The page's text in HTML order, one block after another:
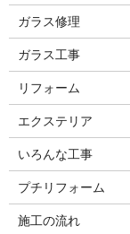
ガラス修理
ガラス工事
リフォーム
エクステリア
いろんな工事
プチリフォーム
施工の流れ